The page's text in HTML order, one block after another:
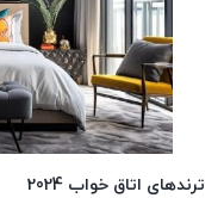
ترندهای اتاق خواب 2024